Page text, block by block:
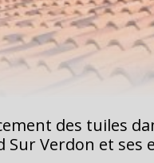
des tuiles
Sur Verdon et ses